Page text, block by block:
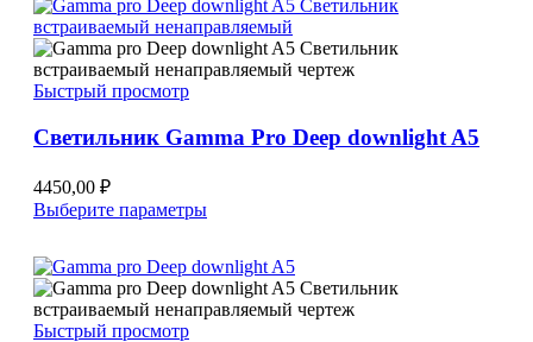
несколько
вариаций.
Опции
можно
странице
Быстрый просмотр
Светильник Gamma Pro Deep downlight A5
4450,00 ₽
Выберите параметрыЭтот
несколько
вариаций.
Опции
Быстрый просмотр